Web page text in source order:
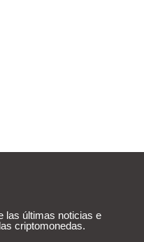
las últimas noticias e
criptomonedas.